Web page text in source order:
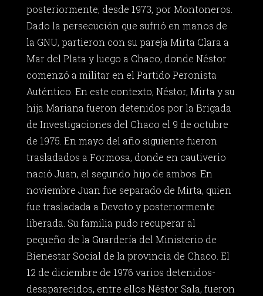
posteriormente, desde 1973, por Montoneros.
Dado la persecución que sufrió en manos de
la GNU, partieron con su pareja Mirta Clara a
Mar del Plata y luego a Chaco, donde Néstor
comenzó a militar en el Partido Peronista
Auténtico. En este contexto, Néstor, Mirta y su
hija Mariana fueron detenidos por la Brigada
de Investigaciones del Chaco el 9 de octubre
de 1975. En mayo del año siguiente fueron
trasladados a Formosa, donde en cautiverio
nació Juan, el segundo hijo de ambos. En
noviembre Juan fue separado de Mirta, quien
fue trasladada a Devoto y posteriormente
liberada. Su familia pudo recuperar al
pequeño de la Guardería del Ministerio de
Bienestar Social de la provincia de Chaco. El
12 de diciembre de 1976 varios detenidos-
desaparecidos, entre ellos Néstor Sala, fueron